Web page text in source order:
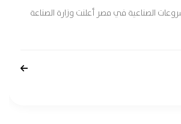
الصناعية في مصر أعلنت وزارة الصناعة